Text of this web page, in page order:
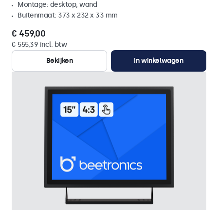
Montage: desktop, wand
Buitenmaat: 373 x 232 x 33 mm
€ 459,00
€ 555,39 incl. btw
Bekijken
In winkelwagen